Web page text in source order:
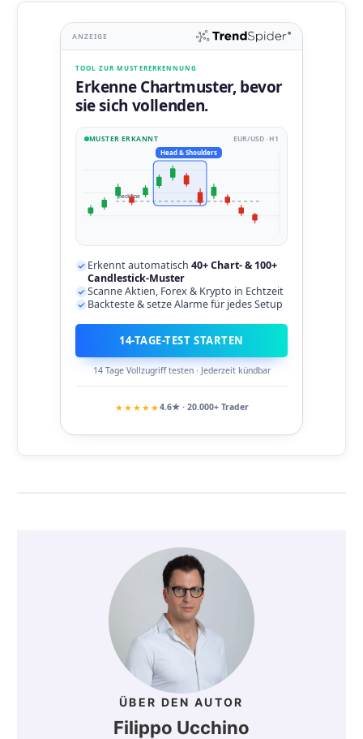
ANZEIGE
TOOL ZUR MUSTERERKENNUNG
Erkenne Chartmuster, bevor
sie sich vollenden.
MUSTER ERKANNT EUR/USD · H1
neckline
Head & Shoulders
Erkennt automatisch 40+ Chart- & 100+
Candlestick-Muster
Scanne Aktien, Forex & Krypto in Echtzeit
Backteste & setze Alarme für jedes Setup
14-TAGE-TEST STARTEN
14 Tage Vollzugriff testen · Jederzeit kündbar
★★★★★4.6★ · 20.000+ Trader
ÜBER DEN AUTOR
Filippo Ucchino